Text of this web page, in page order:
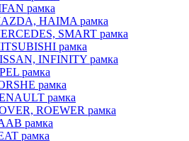
рамка
HAIMA рамка
SMART рамка
рамка
INFINITY рамка
рамка
рамка
рамка
ROEWER рамка
рамка
рамка